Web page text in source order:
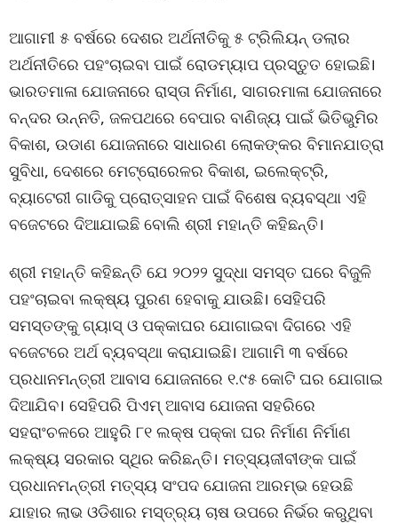
ଆଗାମୀ ୫ ବର୍ଷରେ ଦେଶର ଅର୍ଥନୀତିକୁ ୫ ଟ୍ରିଲିୟନ୍ ଡଲାର
ଅର୍ଥନୀତିରେ ପହଂଚାଇବା ପାଇଁ ରୋଡମ୍ୟାପ ପ୍ରସ୍ତୁତ ହୋଇଛି।
ଭାରତମାଳା ଯୋଜନାରେ ରାସ୍ତା ନିର୍ମାଣ, ସାଗରମାଳା ଯୋଜନାରେ
ବନ୍ଦର ଉନ୍ନତି, ଜଳପଥରେ ବେପାର ବାଣିଜ୍ୟ ପାଇଁ ଭିତିଭୁମିର
ବିକାଶ, ଉଡାଣ ଯୋଜନାରେ ସାଧାରଣ ଲୋକଙ୍କର ବିମାନଯାତ୍ରା
ସୁବିଧା, ଦେଶରେ ମେଟ୍ରୋରେଳର ବିକାଶ, ଇଲେକ୍ଟ୍ରି,
ବ୍ୟାଟେରୀ ଗାଡିକୁ ପ୍ରୋତ୍ସାହନ ପାଇଁ ବିଶେଷ ବ୍ୟବସ୍ଥା ଏହି
ବଜେଟରେ ଦିଆଯାଇଛି ବୋଲି ଶ୍ରୀ ମହାନ୍ତି କହିଛନ୍ତି।
ଶ୍ରୀ ମହାନ୍ତି କହିଛନ୍ତି ଯେ ୨୦୨୨ ସୁଦ୍ଧା ସମସ୍ତ ଘରେ ବିଜୁଳି
ପହଂଚାଇବା ଲକ୍ଷ୍ୟ ପୁରଣ ହେବାକୁ ଯାଉଛି। ସେହିପରି
ସମସ୍ତଙ୍କୁ ଗ୍ୟାସ୍ ଓ ପକ୍କାଘର ଯୋଗାଇବା ଦିଗରେ ଏହି
ବଜେଟରେ ଅର୍ଥ ବ୍ୟବସ୍ଥା କରାଯାଇଛି। ଆଗାମି ୩ ବର୍ଷରେ
ପ୍ରଧାନମନ୍ତ୍ରୀ ଆବାସ ଯୋଜନାରେ ୧.୯୫ କୋଟି ଘର ଯୋଗାଇ
ଦିଆଯିବ। ସେହିପରି ପିଏମ୍ ଆବାସ ଯୋଜନା ସହରିରେ
ସହରାଂଚଳରେ ଆହୁରି ୮୧ ଲକ୍ଷ ପକ୍କା ଘର ନିର୍ମାଣ ନିର୍ମାଣ
ଲକ୍ଷ୍ୟ ସରକାର ସ୍ଥିର କରିଛନ୍ତି। ମତ୍ସ୍ୟଜୀବୀଙ୍କ ପାଇଁ
ପ୍ରଧାନମନ୍ତ୍ରୀ ମତ୍ସ୍ୟ ସଂପଦ ଯୋଜନା ଆରମ୍ଭ ହେଉଛି
ଯାହାର ଲାଭ ଓଡିଶାର ମସ୍ତ୍ର୍ୟ ଚାଷ ଉପରେ ନିର୍ଭର କରୁଥିବା